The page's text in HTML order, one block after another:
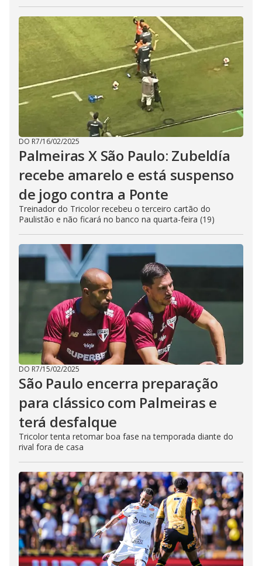
DO R7/16/02/2025
Palmeiras X São Paulo: Zubeldía
recebe amarelo e está suspenso
de jogo contra a Ponte
Treinador do Tricolor recebeu o terceiro cartão do
Paulistão e não ficará no banco na quarta-feira (19)
DO R7/15/02/2025
São Paulo encerra preparação
para clássico com Palmeiras e
terá desfalque
Tricolor tenta retomar boa fase na temporada diante do
rival fora de casa